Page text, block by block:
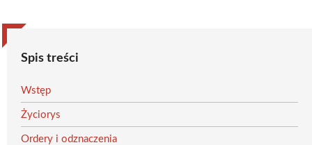
Spis treści
Wstęp
Życiorys
Ordery i odznaczenia